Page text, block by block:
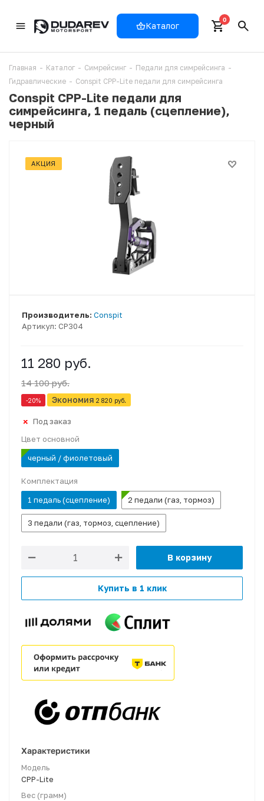
Каталог
0
Главная - Каталог - Симрейсинг - Педали для симрейсинга -
Гидравлические - Conspit CPP-Lite педали для симрейсинга
Conspit CPP-Lite педали для
симрейсинга, 1 педаль (сцепление),
черный
АКЦИЯ
Артикул: CP304
Производитель: Conspit
11 280 руб.
14 100 руб.
-20% Экономия 2 820 руб.
Под заказ
Цвет основной
черный / фиолетовый
Комплектация
1 педаль (сцепление)
2 педали (газ, тормоз)
3 педали (газ, тормоз, сцепление)
В корзину
Купить в 1 клик
Характеристики
Модель
CPP-Lite
Вес (грамм)